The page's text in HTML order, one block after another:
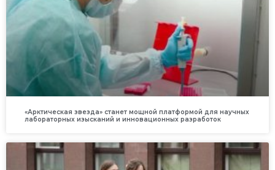
«Арктическая звезда» станет мощной платформой для научных
лабораторных изысканий и инновационных разработок